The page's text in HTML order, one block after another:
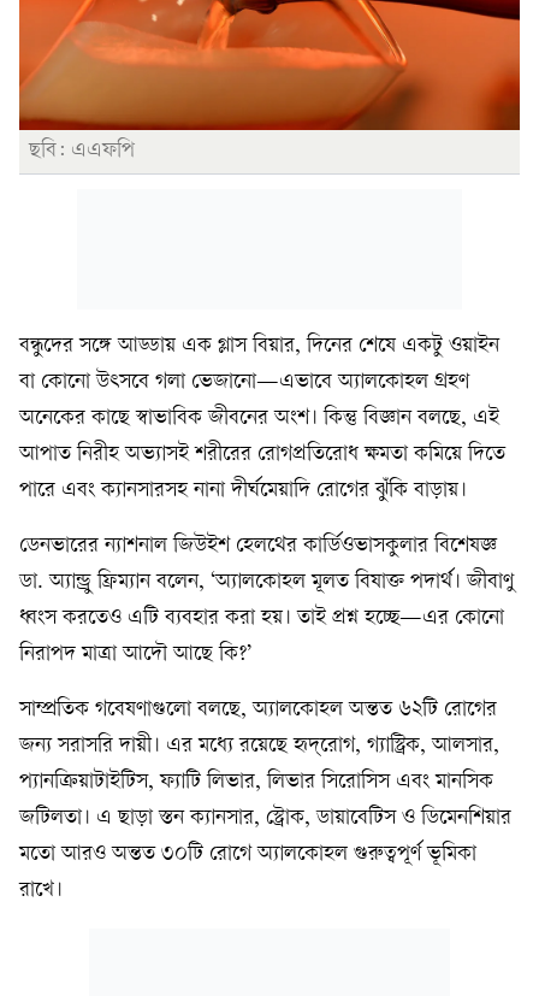
ছবি: এএফপি
বন্ধুদের সঙ্গে আড্ডায় এক গ্লাস বিয়ার, দিনের শেষে একটু ওয়াইন
বা কোনো উৎসবে গলা ভেজানো—এভাবে অ্যালকোহল গ্রহণ
অনেকের কাছে স্বাভাবিক জীবনের অংশ। কিন্তু বিজ্ঞান বলছে, এই
আপাত নিরীহ অভ্যাসই শরীরের রোগপ্রতিরোধ ক্ষমতা কমিয়ে দিতে
পারে এবং ক্যানসারসহ নানা দীর্ঘমেয়াদি রোগের ঝুঁকি বাড়ায়।
ডেনভারের ন্যাশনাল জিউইশ হেলথের কার্ডিওভাসকুলার বিশেষজ্ঞ
ডা. অ্যান্ড্রু ফ্রিম্যান বলেন, ‘অ্যালকোহল মূলত বিষাক্ত পদার্থ। জীবাণু
ধ্বংস করতেও এটি ব্যবহার করা হয়। তাই প্রশ্ন হচ্ছে—এর কোনো
নিরাপদ মাত্রা আদৌ আছে কি?’
সাম্প্রতিক গবেষণাগুলো বলছে, অ্যালকোহল অন্তত ৬২টি রোগের
জন্য সরাসরি দায়ী। এর মধ্যে রয়েছে হৃদ্‌রোগ, গ্যাস্ট্রিক, আলসার,
প্যানক্রিয়াটাইটিস, ফ্যাটি লিভার, লিভার সিরোসিস এবং মানসিক
জটিলতা। এ ছাড়া স্তন ক্যানসার, স্ট্রোক, ডায়াবেটিস ও ডিমেনশিয়ার
মতো আরও অন্তত ৩০টি রোগে অ্যালকোহল গুরুত্বপূর্ণ ভূমিকা
রাখে।